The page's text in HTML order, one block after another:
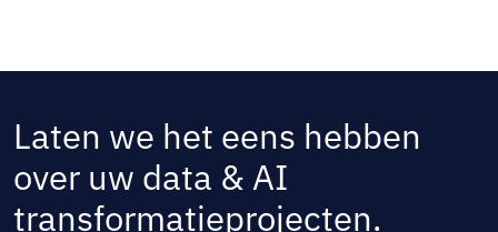
Laten we het eens hebben
over uw data & AI
transformatieprojecten.